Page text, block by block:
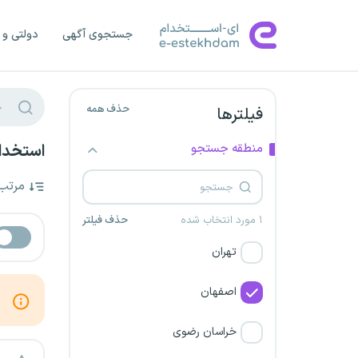
جستجوی آگهی دولتی
فیلترها حذف همه
منطقه جستجو
۱ مورد انتخاب شده حذف فیلتر
تهران
اصفهان
خراسان رضوی